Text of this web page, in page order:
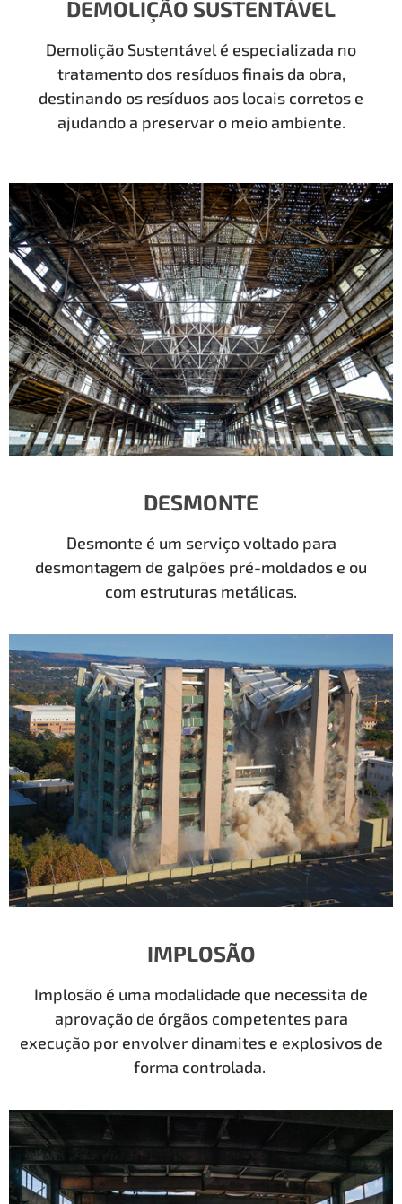
DEMOLIÇÃO SUSTENTÁVEL
Demolição Sustentável é especializada no
tratamento dos resíduos finais da obra,
destinando os resíduos aos locais corretos e
ajudando a preservar o meio ambiente.
DESMONTE
Desmonte é um serviço voltado para
desmontagem de galpões pré-moldados e ou
com estruturas metálicas.
IMPLOSÃO
Implosão é uma modalidade que necessita de
aprovação de órgãos competentes para
execução por envolver dinamites e explosivos de
forma controlada.